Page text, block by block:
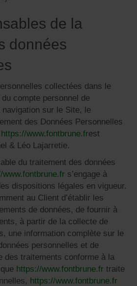
de la
données
collectées dans le
compte personnel de
navigation sur le Site, le
des Données Personnelles
https://www.fontbrune.frest
& Léo Lajarretie.
du traitement des données
www.fontbrune.fr s’engage à
dispositions légales en vigueur.
au Client d’établir les
de données, de fournir à
à partir de la collecte de
une information complète sur le
personnelles et de
des traitements conforme à la
https://www.fontbrune.fr traite
https://www.fontbrune.fr